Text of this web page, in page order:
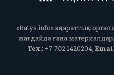
«Batys.info» ақпараттық
жағдайда ғана
Тел.:+7 702 1420204,